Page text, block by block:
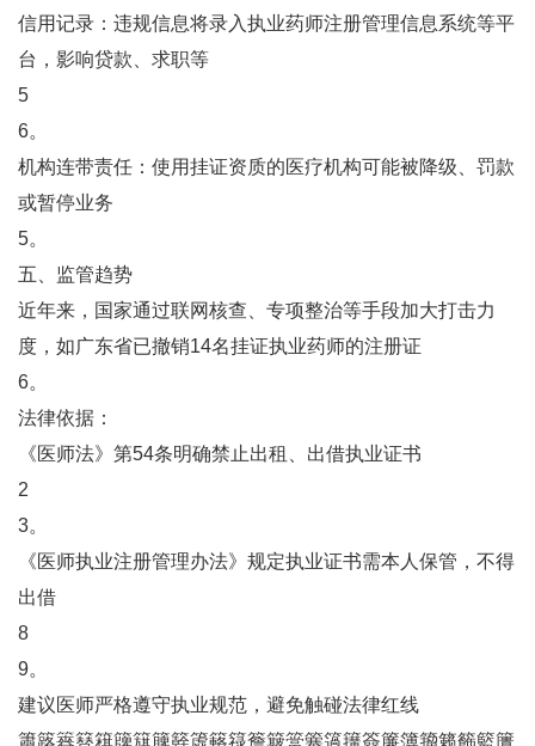
‌信用记录‌：违规信息将录入执业药师注册管理信息系统等平
台，影响贷款、求职等‌
5
6。
‌机构连带责任‌：使用挂证资质的医疗机构可能被降级、罚款
或暂停业务‌
5。
五、监管趋势
近年来，国家通过联网核查、专项整治等手段加大打击力
度，如广东省已撤销14名挂证执业药师的注册证‌
6。
‌法律依据‌：
《医师法》第54条明确禁止出租、出借执业证书‌
2
3。
《医师执业注册管理办法》规定执业证书需本人保管，不得
出借‌
8
9。
建议医师严格遵守执业规范，避免触碰法律红线‌
簫簬簭簮簯簰簱簲簳簴簵簶簷簸簹簺簻簼簽簾簿籀籁籂籃籄